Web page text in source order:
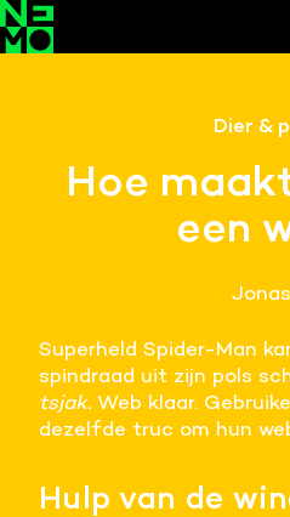
Dier &
Hoe
een
Superheld Spider-Man
spindraad uit zijn pols
tsjak. Web klaar.
dezelfde truc om hun
Hulp van de
Noodzakelijk om de website
Cookies van derde
Noodzakelijk om content
Analystische cookies
verbeteren.
Marketing cookies
Verzamelt informatie over
Deze website maakt gebruik